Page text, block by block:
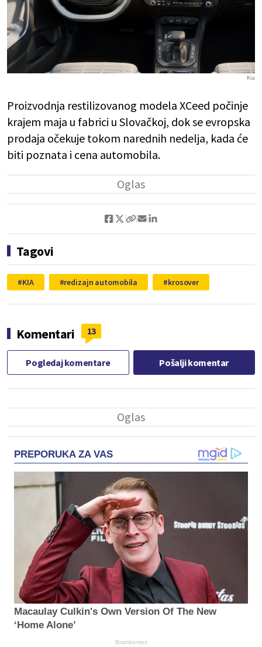
Kia
Proizvodnja restilizovanog modela XCeed počinje
krajem maja u fabrici u Slovačkoj, dok se evropska
prodaja očekuje tokom narednih nedelja, kada će
biti poznata i cena automobila.
Tagovi
KIA redizajn automobila krosover
Komentari 13
Pogledaj komentare Pošalji komentar
PREPORUKA ZA VAS
Macaulay Culkin's Own Version Of The New
‘Home Alone’
Brainberries